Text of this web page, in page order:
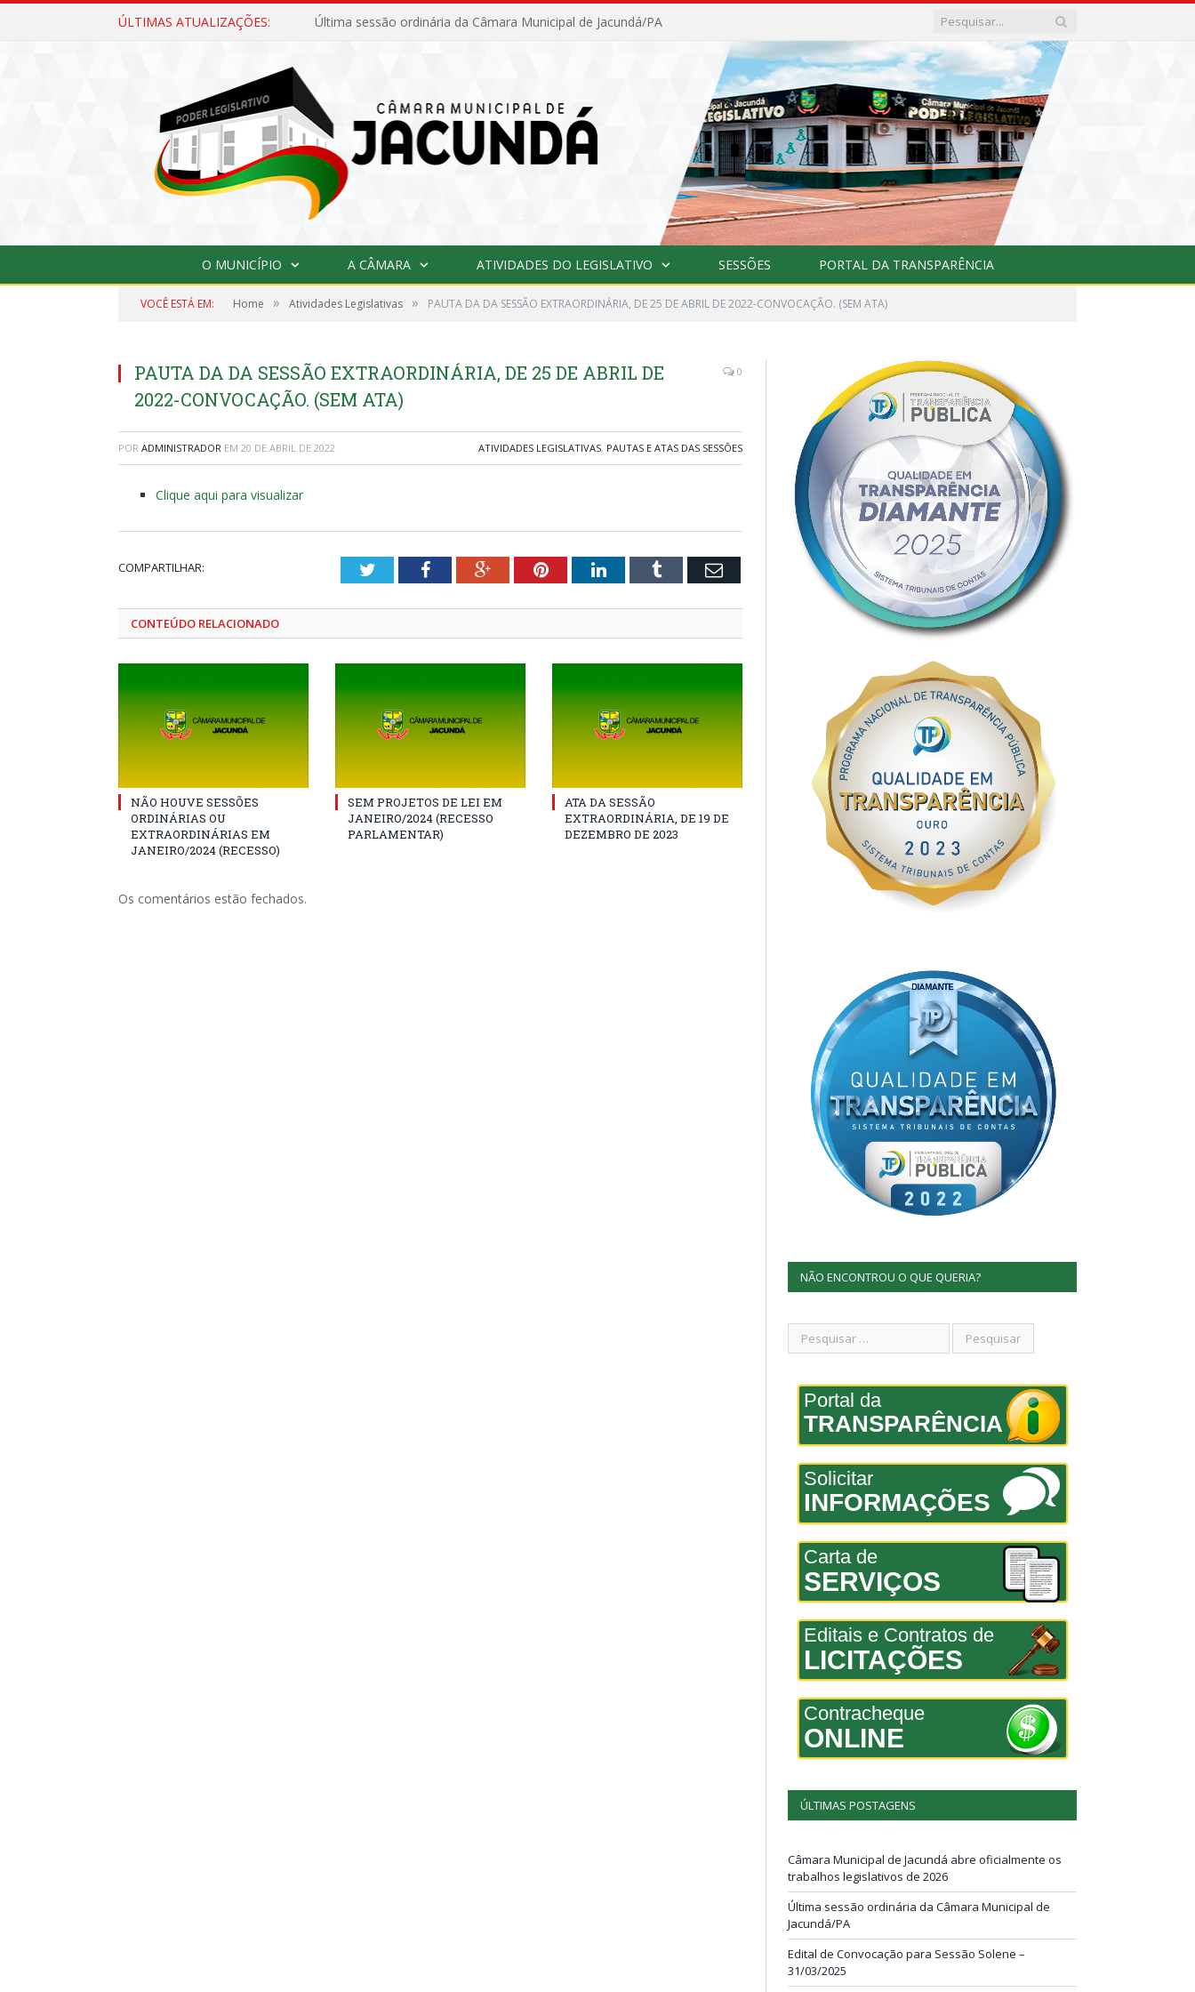
ÚLTIMAS ATUALIZAÇÕES: Última sessão ordinária da Câmara Municipal de Jacundá/PA
O MUNICÍPIO A CÂMARA ATIVIDADES DO LEGISLATIVO SESSÕES PORTAL DA TRANSPARÊNCIA
VOCÊ ESTÁ EM: Home » Atividades Legislativas » PAUTA DA DA SESSÃO EXTRAORDINÁRIA, DE 25 DE ABRIL DE 2022-CONVOCAÇÃO. (SEM ATA)
PAUTA DA DA SESSÃO EXTRAORDINÁRIA, DE 25 DE ABRIL DE
2022-CONVOCAÇÃO. (SEM ATA)
0
POR ADMINISTRADOR EM 20 DE ABRIL DE 2022 ATIVIDADES LEGISLATIVAS, PAUTAS E ATAS DAS SESSÕES
Clique aqui para visualizar
COMPARTILHAR: TwitterFacebookGoogle+PinterestLinkedInTumblr Email
CONTEÚDO RELACIONADO
NÃO HOUVE SESSÕES
ORDINÁRIAS OU
EXTRAORDINÁRIAS EM
JANEIRO/2024 (RECESSO)
SEM PROJETOS DE LEI EM
JANEIRO/2024 (RECESSO
PARLAMENTAR)
ATA DA SESSÃO
EXTRAORDINÁRIA, DE 19 DE
DEZEMBRO DE 2023
Os comentários estão fechados.
NÃO ENCONTROU O QUE QUERIA?
Portal da
TRANSPARÊNCIA
Solicitar
INFORMAÇÕES
Carta de
SERVIÇOS
Editais e Contratos de
LICITAÇÕES
Contracheque
ONLINE
ÚLTIMAS POSTAGENS
Câmara Municipal de Jacundá abre oficialmente os
trabalhos legislativos de 2026
Última sessão ordinária da Câmara Municipal de
Jacundá/PA
Edital de Convocação para Sessão Solene –
31/03/2025